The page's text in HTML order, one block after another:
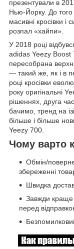
презентували в
Нью-Йорку. До того
масивні кросівки
розпал «хайпи».
У 2018 році
adidas Yeezy Boost
пересобрана
— такий же, як і в
році кросівки
року оригінальні
рішеннях, друга
бачимо, тренд на
більше і більше
Yeezy 700.
Чому варто
Обмін/
збереженні
Швидка
Завжди краще
перед